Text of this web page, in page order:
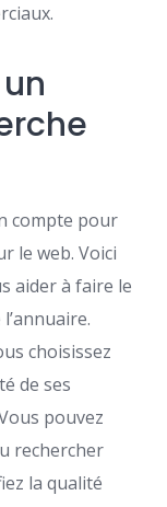
compte pour
le web. Voici
aider à faire le
choisissez
de ses
pouvez
rechercher
la qualité